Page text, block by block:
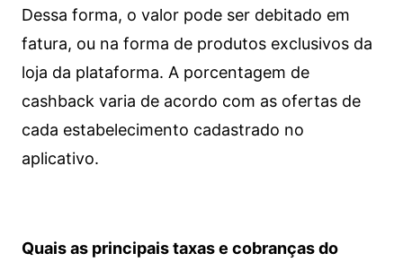
Dessa forma, o valor pode ser debitado em
fatura, ou na forma de produtos exclusivos da
loja da plataforma. A porcentagem de
cashback varia de acordo com as ofertas de
cada estabelecimento cadastrado no
aplicativo.
Quais as principais taxas e cobranças do